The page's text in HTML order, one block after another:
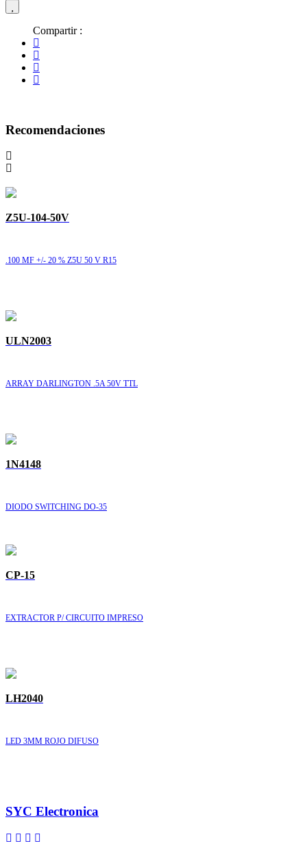
Compartir :
Recomendaciones
Z5U-104-50V
.100 MF +/- 20 % Z5U 50 V R15
ULN2003
ARRAY DARLINGTON .5A 50V TTL
1N4148
DIODO SWITCHING DO-35
CP-15
EXTRACTOR P/ CIRCUITO IMPRESO
LH2040
LED 3MM ROJO DIFUSO
SYC Electronica